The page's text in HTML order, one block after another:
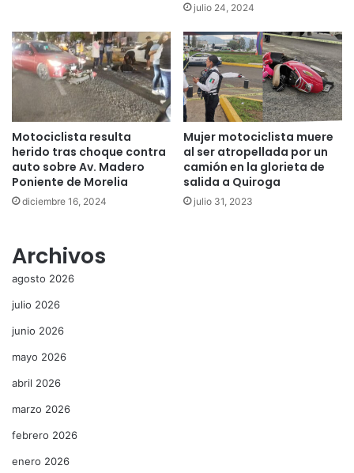
julio 24, 2024
Motociclista resulta
herido tras choque contra
auto sobre Av. Madero
Poniente de Morelia
diciembre 16, 2024
Mujer motociclista muere
al ser atropellada por un
camión en la glorieta de
salida a Quiroga
julio 31, 2023
Archivos
agosto 2026
julio 2026
junio 2026
mayo 2026
abril 2026
marzo 2026
febrero 2026
enero 2026